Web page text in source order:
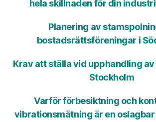
hela skillnaden för din
Planering av
bostadsrättsföreningar i
Krav att ställa vid upphandling
Stockholm
Varför förbesiktning och
vibrationsmätning är en